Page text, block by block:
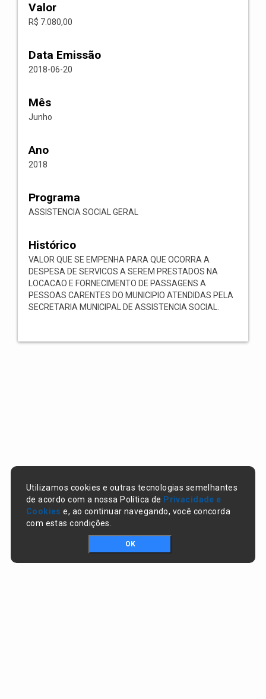
Valor
R$ 7.080,00
Data Emissão
2018-06-20
Mês
Junho
Ano
2018
Programa
ASSISTENCIA SOCIAL GERAL
Histórico
VALOR QUE SE EMPENHA PARA QUE OCORRA A
DESPESA DE SERVICOS A SEREM PRESTADOS NA
LOCACAO E FORNECIMENTO DE PASSAGENS A
PESSOAS CARENTES DO MUNICIPIO ATENDIDAS PELA
SECRETARIA MUNICIPAL DE ASSISTENCIA SOCIAL.
Utilizamos cookies e outras tecnologias semelhantes
de acordo com a nossa Política de Privacidade e
Cookies e, ao continuar navegando, você concorda
com estas condições.
OK